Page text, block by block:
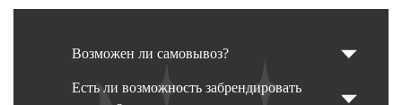
Возможен ли самовывоз?
Есть ли возможность забрендировать